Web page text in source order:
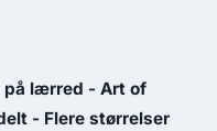
på lærred - Art of
- Flere størrelser